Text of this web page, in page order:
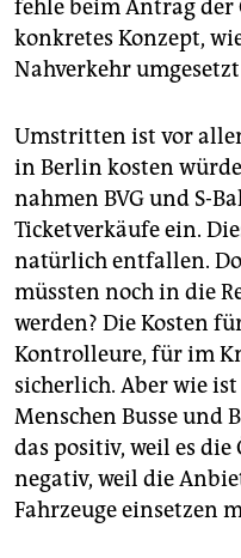
fehle beim Antrag der
konkretes Konzept,
Nahverkehr
Umstritten ist vor
in Berlin kosten
nahmen BVG und S-
Ticketverkäufe ein.
natürlich entfallen.
müssten noch in die
werden? Die Kosten
Kontrolleure, für im
sicherlich. Aber wie
Menschen Busse und
das positiv, weil es
negativ, weil die
Fahrzeuge einsetzen